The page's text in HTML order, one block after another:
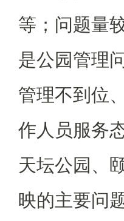
等；问题量
是公园管理
管理不到位
作人员服务
天坛公园、
映的主要问